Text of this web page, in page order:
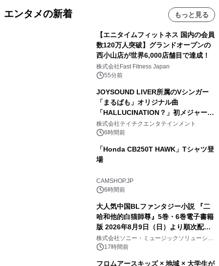
エンタメの新着 もっと見る
【エニタイムフィットネス 国内の会員
数120万人突破】グランドオープンの
西小山店が世界6,000店舗目で達成！
株式会社Fast Fitness Japan
55分前
JOYSOUND LIVER所属のVシンガー
「まるぱも」オリジナル曲
「HALLUCINATION？」初メジャー配
信リリース決定！
株式会社テイチクエンタテインメント
6時間前
「Honda CB250T HAWK」Tシャツ登
場
CAMSHOP.JP
6時間前
大人気中国BLファンタジー小説 『二
哈和他的白猫師尊』5巻・6巻電子書籍
版 2026年8月9日（日）より順次配信
開始
株式会社ソニー・ミュージックソリューショ
ンズ17時間前
フロムアースキッズ × 地域 × 大学生が